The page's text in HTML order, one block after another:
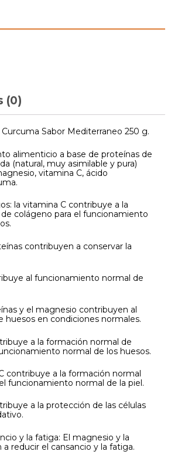
(0)
Sabor Mediterraneo 250 g.
alimenticio a base de proteínas de
(natural, muy asimilable y pura)
vitamina C, ácido
la vitamina C contribuye a la
colágeno para el funcionamiento
contribuyen a conservar la
al funcionamiento normal de
y el magnesio contribuyen al
en condiciones normales.
a la formación normal de
normal de los huesos.
contribuye a la formación normal
funcionamiento normal de la piel.
a la protección de las células
y la fatiga: El magnesio y la
reducir el cansancio y la fatiga.